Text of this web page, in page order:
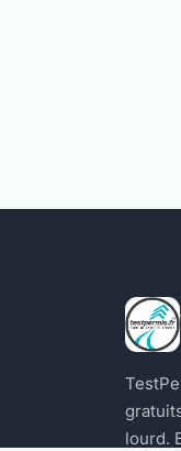
lourd.